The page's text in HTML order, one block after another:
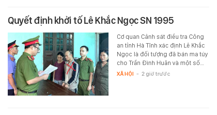
Quyết định khởi tố Lê Khắc Ngọc SN 1995
Cơ quan Cảnh sát điều tra Công
an tỉnh Hà Tĩnh xác định Lê Khắc
Ngọc là đối tượng đã bán ma túy
cho Trần Đình Huân và một số…
XÃ HỘI - 2 giờ trước